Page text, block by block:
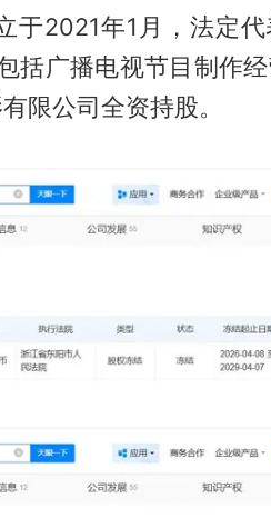
于2021年1月，法定
括广播电视节目制作
限公司全资持股。